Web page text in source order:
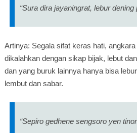
“Sura dira jayaningrat, lebur dening
Artinya: Segala sifat keras hati,
dikalahkan dengan sikap bijak, lebut
dan yang buruk lainnya hanya bisa
lembut dan sabar.
“Sepiro gedhene sengsoro yen